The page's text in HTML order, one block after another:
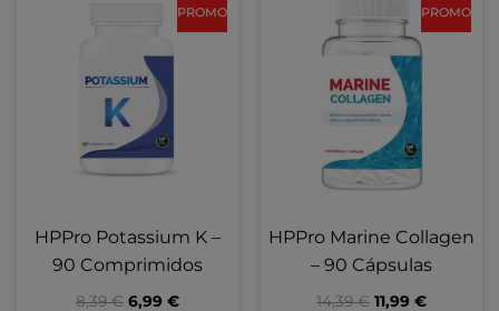
PROMO
HPPro Potassium K –
90 Comprimidos
8,39€ 6,99 €
PROMO
HPPro Marine Collagen
– 90 Cápsulas
14,39€ 11,99 €